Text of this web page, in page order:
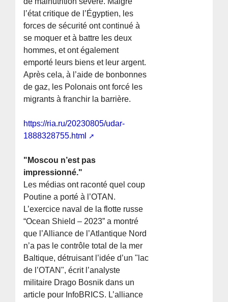
l’état critique de l’Égyptien, les
forces de sécurité ont continué à
se moquer et à battre les deux
hommes, et ont également
emporté leurs biens et leur argent.
Après cela, à l’aide de bonbonnes
de gaz, les Polonais ont forcé les
migrants à franchir la barrière.
https://ria.ru/20230805/udar-
1888328755.html
"Moscou n’est pas
impressionné."
Les médias ont raconté quel coup
Poutine a porté à l’OTAN.
L’exercice naval de la flotte russe
“Ocean Shield – 2023” a montré
que l’Alliance de l’Atlantique Nord
n’a pas le contrôle total de la mer
Baltique, détruisant l’idée d’un "lac
de l’OTAN", écrit l’analyste
militaire Drago Bosnik dans un
article pour InfoBRICS. L’alliance